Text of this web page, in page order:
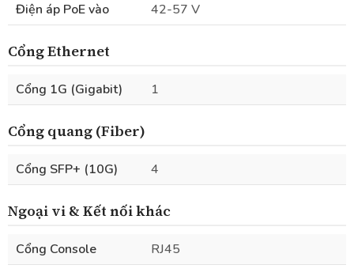
Điện áp PoE vào
42-57 V
Cổng Ethernet
Cổng 1G (Gigabit) 1
Cổng quang (Fiber)
Cổng SFP+ (10G) 4
Ngoại vi & Kết nối khác
Cổng Console RJ45